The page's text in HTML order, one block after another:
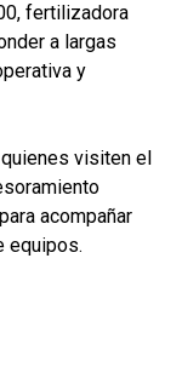
fertilizadora
a largas
y
visiten el
acompañar
equipos.